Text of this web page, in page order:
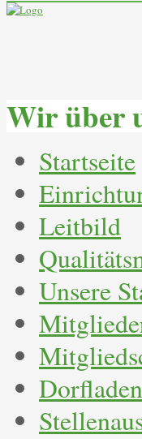
Wir über
Startseite
Leitbild
Unsere